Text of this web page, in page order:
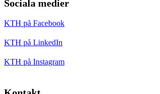
Sociala medier
KTH på Facebook
KTH på LinkedIn
KTH på Instagram